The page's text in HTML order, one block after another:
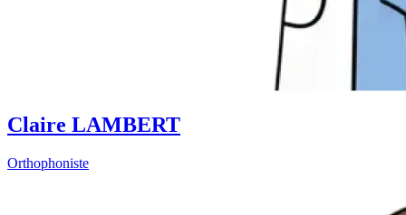
Claire LAMBERT
Orthophoniste